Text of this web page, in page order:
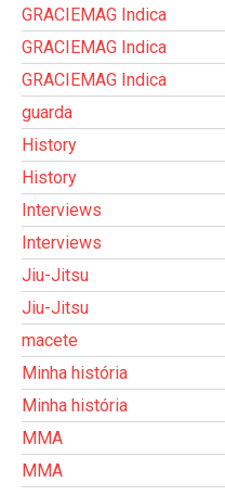
GRACIEMAG Indica
GRACIEMAG Indica
GRACIEMAG Indica
guarda
History
History
Interviews
Interviews
Jiu-Jitsu
Jiu-Jitsu
macete
Minha história
Minha história
MMA
MMA